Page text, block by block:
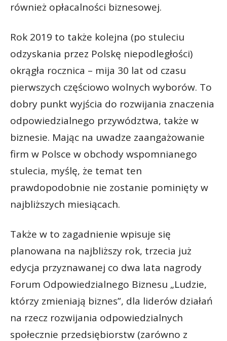
również opłacalności biznesowej.
Rok 2019 to także kolejna (po stuleciu
odzyskania przez Polskę niepodległości)
okrągła rocznica – mija 30 lat od czasu
pierwszych częściowo wolnych wyborów. To
dobry punkt wyjścia do rozwijania znaczenia
odpowiedzialnego przywództwa, także w
biznesie. Mając na uwadze zaangażowanie
firm w Polsce w obchody wspomnianego
stulecia, myślę, że temat ten
prawdopodobnie nie zostanie pominięty w
najbliższych miesiącach.
Także w to zagadnienie wpisuje się
planowana na najbliższy rok, trzecia już
edycja przyznawanej co dwa lata nagrody
Forum Odpowiedzialnego Biznesu „Ludzie,
którzy zmieniają biznes”, dla liderów działań
na rzecz rozwijania odpowiedzialnych
społecznie przedsiębiorstw (zarówno z